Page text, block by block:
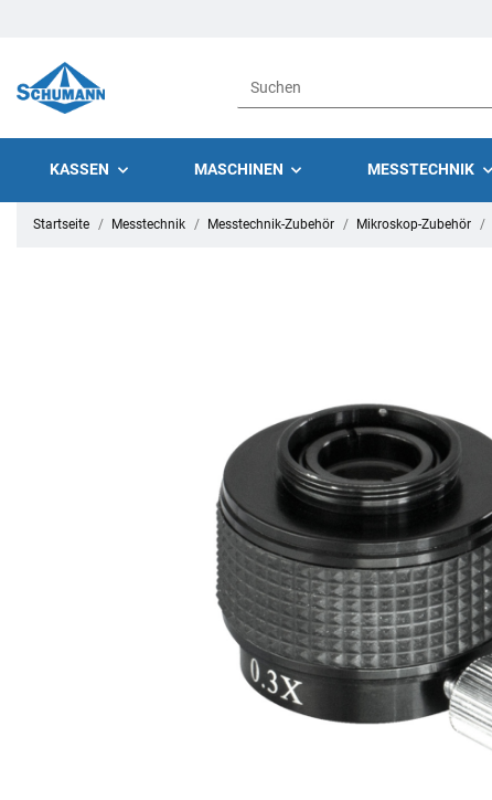
KASSEN MASCHINEN MESSTECHNIK
Startseite Messtechnik Messtechnik-Zubehör Mikroskop-Zubehör